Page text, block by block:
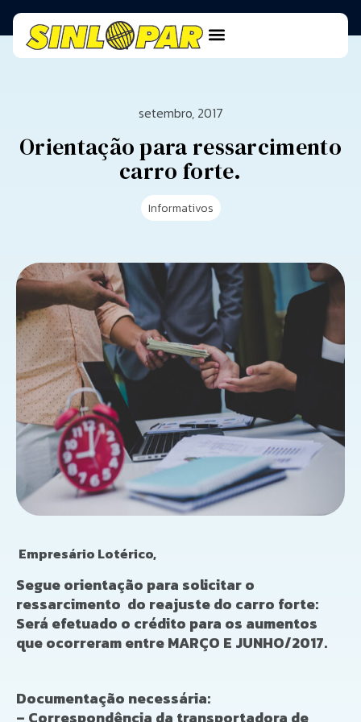
setembro, 2017
Orientação para ressarcimento
carro forte.
Informativos
Empresário Lotérico,
Segue orientação para solicitar o
ressarcimento do reajuste do carro forte:
Será efetuado o crédito para os aumentos
que ocorreram entre MARÇO E JUNHO/2017.
Documentação necessária:
– Correspondência da transportadora de